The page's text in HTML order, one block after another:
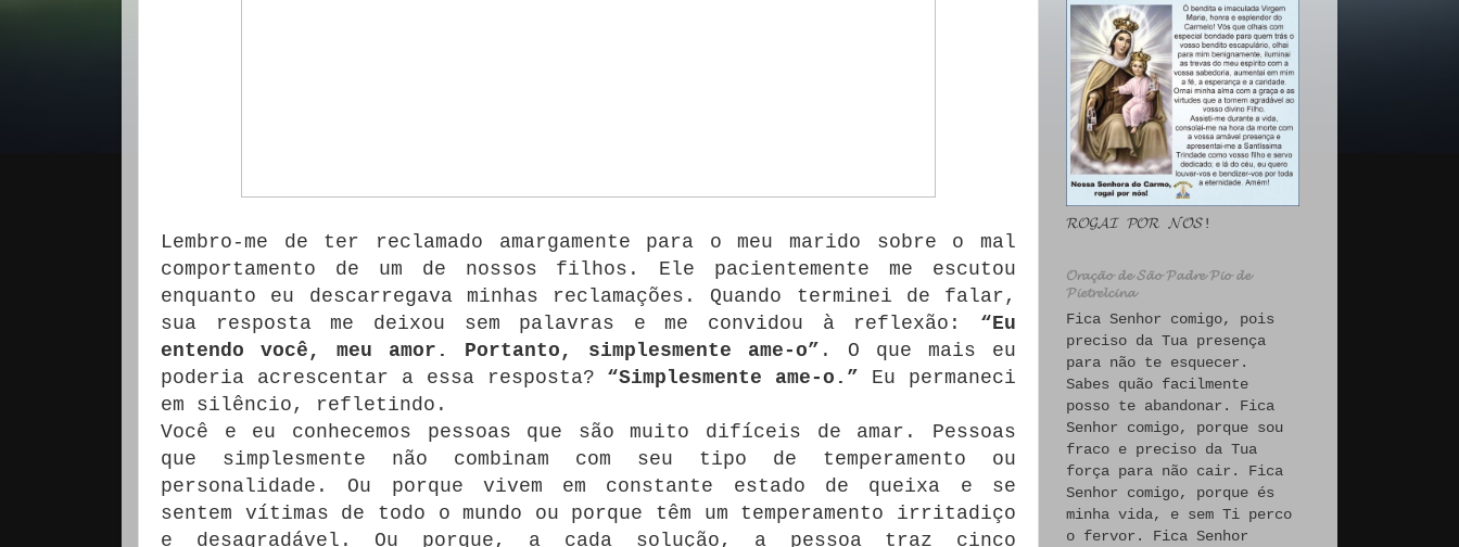
Lembro-me de ter reclamado amargamente para o meu marido sobre o mal
comportamento de um de nossos filhos. Ele pacientemente me escutou
enquanto eu descarregava minhas reclamações. Quando terminei de falar,
sua resposta me deixou sem palavras e me convidou à reflexão: “Eu
entendo você, meu amor. Portanto, simplesmente ame-o” . O que mais eu
poderia acrescentar a essa resposta? “Simplesmente ame-o.” Eu permaneci
em silêncio, refletindo.
Você e eu conhecemos pessoas que são muito difíceis de amar. Pessoas
que simplesmente não combinam com seu tipo de temperamento ou
personalidade. Ou porque vivem em constante estado de queixa e se
sentem vítimas de todo o mundo ou porque têm um temperamento irritadiço
e desagradável. Ou porque, a cada solução, a pessoa traz cinco
𝓡𝓞𝓖𝓐𝓘 𝓟𝓞𝓡 𝓝𝓞́𝓢!
𝓞𝓻𝓪𝓬̧𝓪̃𝓸 𝓭𝓮 𝓢𝓪̃𝓸 𝓟𝓪𝓭𝓻𝓮 𝓟𝓲𝓸 𝓭𝓮
𝓟𝓲𝓮𝓽𝓻𝓮𝓵𝓬𝓲𝓷𝓪
Fica Senhor comigo, pois
preciso da Tua presença
para não te esquecer.
Sabes quão facilmente
posso te abandonar. Fica
Senhor comigo, porque sou
fraco e preciso da Tua
força para não cair. Fica
Senhor comigo, porque és
minha vida, e sem Ti perco
o fervor. Fica Senhor